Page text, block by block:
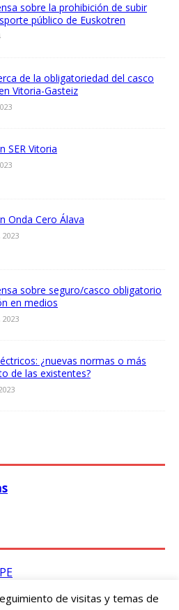
sobre la prohibición de subir
público de Euskotren
de la obligatoriedad del casco
Vitoria-Gasteiz
SER Vitoria
Onda Cero Álava
sobre seguro/casco obligatorio
en medios
¿nuevas normas o más
de las existentes?
de visitas y temas de